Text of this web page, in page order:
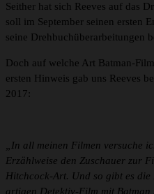
Seither hat sich Reeves auf das
soll im September seinen ersten
seine Drehbuchüberarbeitungen
Doch auf welche Art Batman-
ersten Hinweis gab uns Reeves
2017:
„In all meinen Filmen versuche
Erzählweise den Zuschauer zur
Hitchcock-Art. Und so gibt es
artigen Detektiv-Film mit